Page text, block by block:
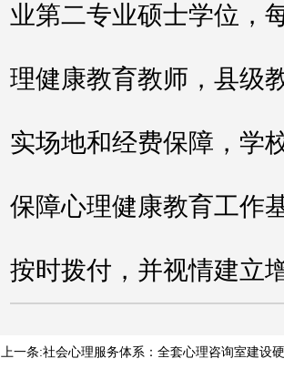
业第二专业硕士学位，
理健康教育教师，县级
实场地和经费保障，学
保障心理健康教育工作
按时拨付，并视情建立
上一条:社会心理服务体系：全套心理咨询室建设